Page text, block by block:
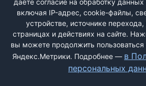
2012 года. за № 10. Ответа и
последовало. Помогите пожалуйста - ...
даёте согласие на обработку
включая IP-адрес, cookie-файлы,
устройстве, источнике
страницах и действиях на сайте.
вы можете продолжить пользоваться
Яндекс.Метрики. Подробнее — в
персональных